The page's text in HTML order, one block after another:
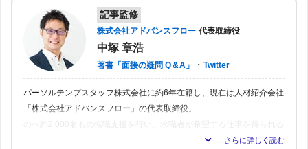
記事監修
株式会社アドバンスフロー 代表取締役
中塚 章浩
著書「面接の疑問 Q＆A」 ・ Twitter
パーソルテンプスタッフ株式会社に約6年在籍し、現在は人材紹介会社
「株式会社アドバンスフロー」の代表取締役。
よう尽力。人材業界16年の経験から「転職はしっかりとした情報が得